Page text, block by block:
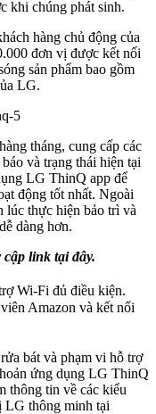
khi chúng phát sinh.
hàng chủ động của
đơn vị được kết nối
sản phẩm bao gồm
LG.
tháng, cung cấp các
và trạng thái hiện tại
LG ThinQ app để
động tốt nhất. Ngoài
lúc thực hiện bảo trì và
dàng hơn.
link tại đây.
Wi-Fi đủ điều kiện.
Amazon và kết nối
bát và phạm vi hỗ trợ
ứng dụng LG ThinQ
thông tin về các kiểu
LG thông minh tại